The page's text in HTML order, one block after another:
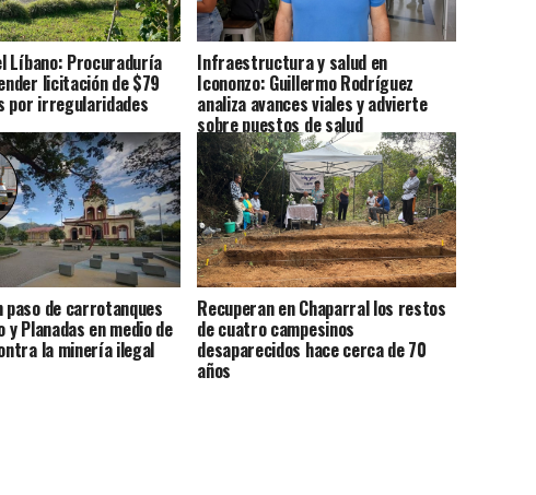
Líbano: Procuraduría
licitación de $79
por irregularidades
Infraestructura y salud en
Icononzo: Guillermo Rodríguez
analiza avances viales y advierte
sobre puestos de salud
de carrotanques
y Planadas en medio de
la minería ilegal
Recuperan en Chaparral los restos
de cuatro campesinos
desaparecidos hace cerca de 70
años